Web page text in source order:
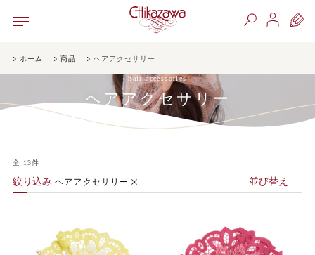
ホーム 商品 ヘアアクセサリー
hair-accessories
ヘアアクセサリー
全 13件
絞り込み ヘアアクセサリー 並び替え